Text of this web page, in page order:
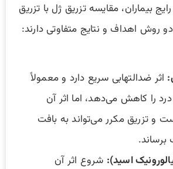
بیماران، مقایسه تزریق ژل با تزریق
روش اهداف و نتایج متفاوتی دارند:
: اثر ضدالتهابی سریع دارد و معمولاً
را کاهش می‌دهد، اما اثر آن
و تزریق مکرر می‌تواند به بافت
اسید): شروع اثر آن